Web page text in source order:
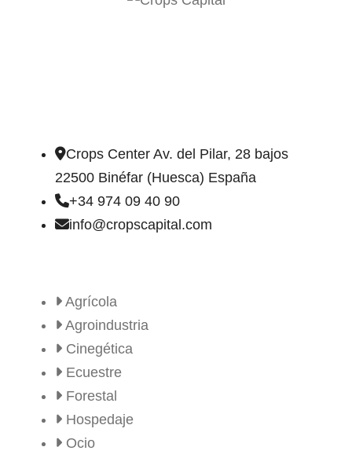
Crops Center Av. del Pilar, 28 bajos
22500 Binéfar (Huesca) España
+34 974 09 40 90
info@cropscapital.com
Agrícola
Agroindustria
Cinegética
Ecuestre
Forestal
Hospedaje
Ocio